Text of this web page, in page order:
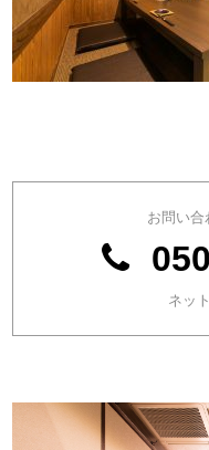
お問い合
ネッ